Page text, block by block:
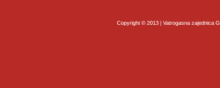
Copyright © 2013 | Vatrogasna zajednica